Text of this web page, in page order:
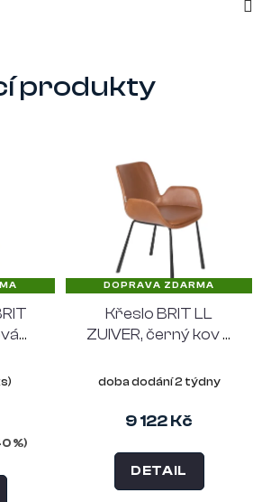
produkty
%)
DOPRAVA ZDARMA
Křeslo BRIT LL
ZUIVER, černý kov a
doba dodání 2 týdny
9 122 Kč
DETAIL